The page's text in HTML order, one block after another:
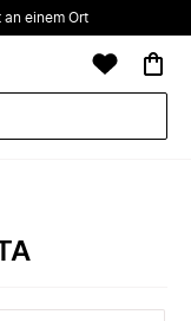
an einem Ort